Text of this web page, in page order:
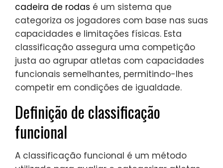
cadeira de rodas é um sistema que
categoriza os jogadores com base nas suas
capacidades e limitações físicas. Esta
classificação assegura uma competição
justa ao agrupar atletas com capacidades
funcionais semelhantes, permitindo-lhes
competir em condições de igualdade.
Definição de classificação
funcional
A classificação funcional é um método